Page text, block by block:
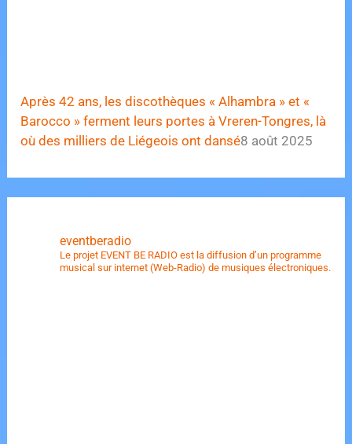
Après 42 ans, les discothèques « Alhambra » et «
Barocco » ferment leurs portes à Vreren-Tongres, là
où des milliers de Liégeois ont dansé8 août 2025
eventberadio
Le projet EVENT BE RADIO est la diffusion d’un programme
musical sur internet (Web-Radio) de musiques électroniques.